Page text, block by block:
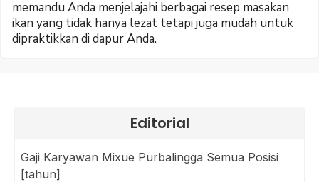
memandu Anda menjelajahi berbagai resep masakan
ikan yang tidak hanya lezat tetapi juga mudah untuk
dipraktikkan di dapur Anda.
Editorial
Gaji Karyawan Mixue Purbalingga Semua Posisi
[tahun]